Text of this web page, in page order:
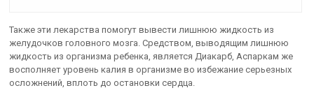
Также эти лекарства помогут вывести лишнюю жидкость из
желудочков головного мозга. Средством, выводящим лишнюю
жидкость из организма ребенка, является Диакарб, Аспаркам же
восполняет уровень калия в организме во избежание серьезных
осложнений, вплоть до остановки сердца.